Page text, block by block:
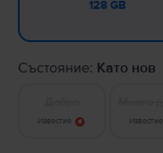
128 GB
Състояние: Като нов
Известие Известие